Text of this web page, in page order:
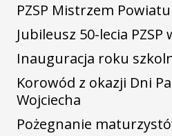
PZSP Mistrzem
Jubileusz 50-lecia PZSP
Inauguracja roku
Korowód z okazji Dni
Wojciecha
Pożegnanie